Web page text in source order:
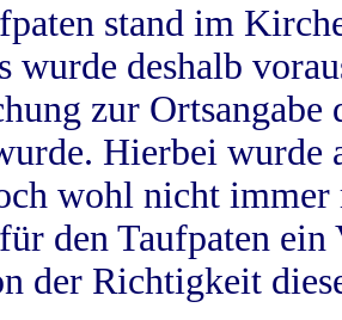
stand im
wurde deshalb
zur
Hierbei wurde
wohl nicht
den Taufpaten
der Richtigkeit